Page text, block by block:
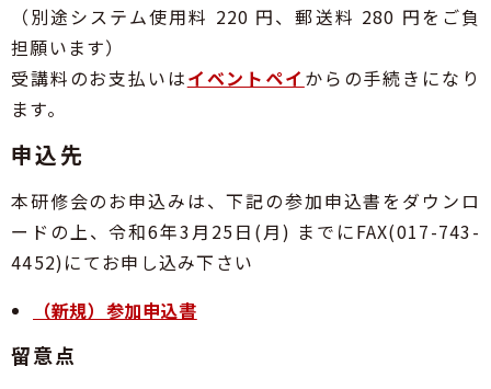
（別途システム使用料 220 円、郵送料 280 円をご負
担願います）
受講料のお支払いはイベントペイ からの手続きになり
ます。
申込先
本研修会のお申込みは、下記の参加申込書をダウンロ
ードの上、令和6年3月25日(月) までにFAX(017-743-
4452)にてお申し込み下さい
（新規）参加申込書
留意点